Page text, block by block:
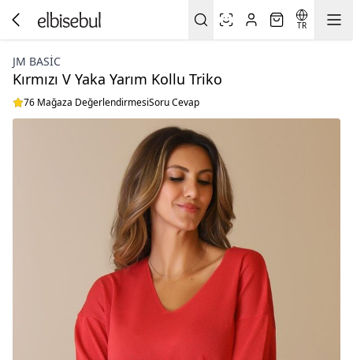
TR
JM BASIC
Kırmızı V Yaka Yarım Kollu Triko
76 Mağaza DeğerlendirmesiSoru Cevap